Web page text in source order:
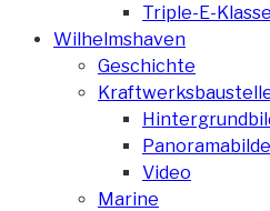
Triple-E-
Wilhelmshaven
Geschichte
Video
Marine